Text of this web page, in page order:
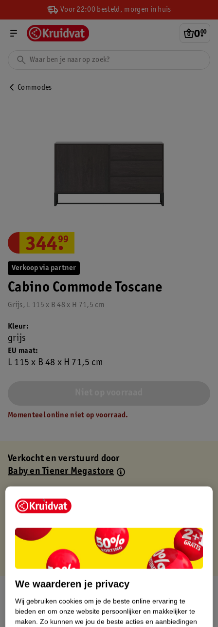
Voor 22:00 besteld, morgen in huis
0.
00
Commodes
Verkoop via partner
Cabino Commode Toscane
Grijs, L 115 x B 48 x H 71,5 cm
344.
99
EU maat
L 115 x B 48 x H 71,5 cm
Kleur
grijs
Momenteel online niet op voorraad.
Verkocht en verstuurd door
Baby en Tiener Megastore
Gratis thuisbezorgd
Gratis retourneren via verkooppartner.
Gratis punten met je Kruidvat kaart
Over dit product
Productinformatie
We waarderen je privacy
Wij gebruiken cookies om je de beste online ervaring te
bieden en om onze website persoonlijker en makkelijker te
maken. Zo kunnen we jou de beste acties en aanbiedingen